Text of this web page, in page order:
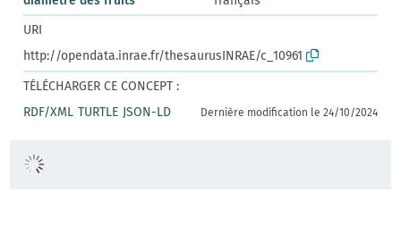
URI
http://opendata.inrae.fr/thesaurusINRAE/c_10961
TÉLÉCHARGER CE CONCEPT :
RDF/XML TURTLE JSON-LD Dernière modification le 24/10/2024